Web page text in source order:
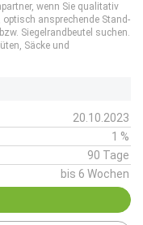
wenn Sie qualitativ
ansprechende Stand-
Siegelrandbeutel suchen.
Säcke und
20.10.2023
1 %
90 Tage
bis 6 Wochen